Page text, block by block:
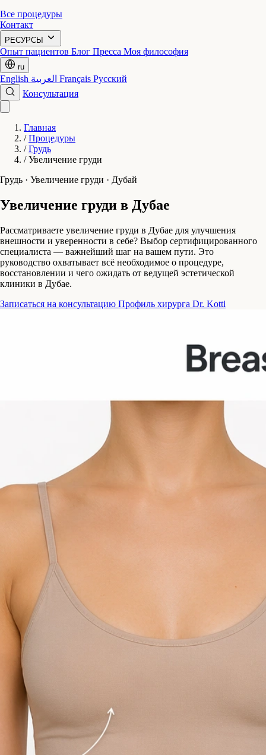
Все процедуры
Контакт
РЕСУРСЫ
Опыт пациентов Блог Пресса Моя философия
ru
English Français Русский
Консультация
Главная
/ Процедуры
/ Грудь
/ Увеличение груди
Грудь · Увеличение груди · Дубай
Увеличение груди в Дубае
Рассматриваете увеличение груди в Дубае для улучшения
внешности и уверенности в себе? Выбор сертифицированного
специалиста — важнейший шаг на вашем пути. Это
руководство охватывает всё необходимое о процедуре,
восстановлении и чего ожидать от ведущей эстетической
клиники в Дубае.
Записаться на консультацию Профиль хирурга Dr. Kotti